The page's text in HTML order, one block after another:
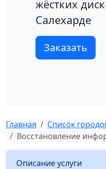
жёстких
Салехарде
Заказать
Главная
Список
Восстановление
Описание услуги